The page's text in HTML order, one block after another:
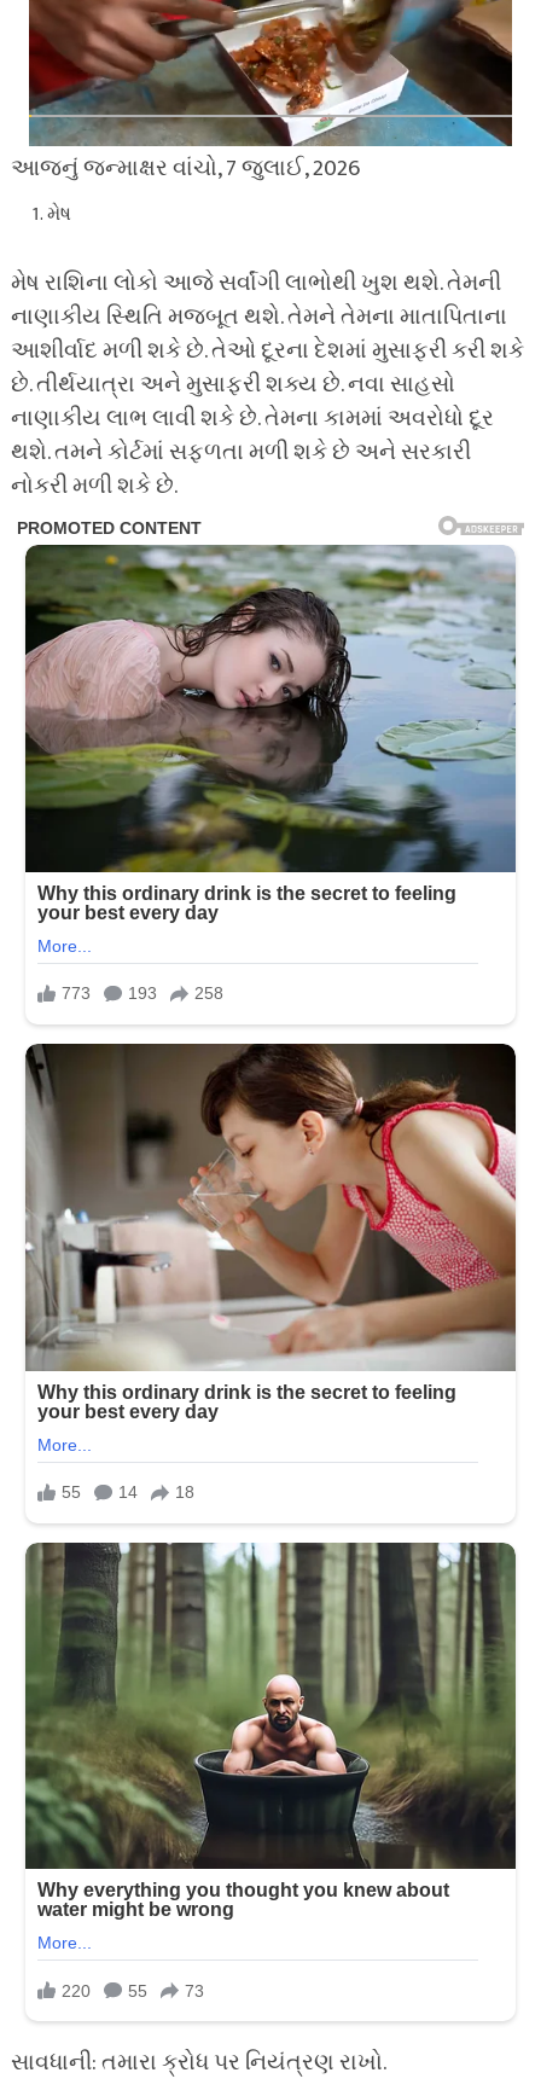
આજનું જન્માક્ષર વાંચો, 7 જુલાઈ, 2026
મેષ
મેષ રાશિના લોકો આજે સર્વાંગી લાભોથી ખુશ થશે. તેમની
નાણાકીય સ્થિતિ મજબૂત થશે. તેમને તેમના માતાપિતાના
આશીર્વાદ મળી શકે છે. તેઓ દૂરના દેશમાં મુસાફરી કરી શકે
છે. તીર્થયાત્રા અને મુસાફરી શક્ય છે. નવા સાહસો
નાણાકીય લાભ લાવી શકે છે. તેમના કામમાં અવરોધો દૂર
થશે. તમને કોર્ટમાં સફળતા મળી શકે છે અને સરકારી
નોકરી મળી શકે છે.
સાવધાની: તમારા ક્રોધ પર નિયંત્રણ રાખો.